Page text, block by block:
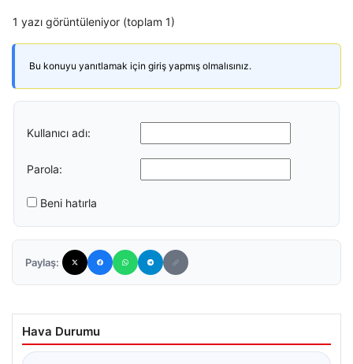
1 yazı görüntüleniyor (toplam 1)
Bu konuyu yanıtlamak için giriş yapmış olmalısınız.
Kullanıcı adı:
Parola:
Beni hatırla
Paylaş:
Hava Durumu